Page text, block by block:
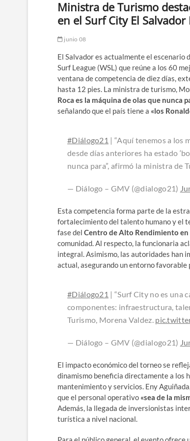
Ministra de Turismo
en el Surf City El Salvador
junio 08
El Salvador es actualmente el escenario
Surf League (WSL) que reúne a los 60
ventana de competencia de diez días,
hasta 12 pies. La ministra de turismo,
Roca es la máquina de olas que nunca
señalando que el país tiene a «los
#Diálogo21 | “Aquí tenemos a los
desde días anteriores ha estado
nunca para”, afirmó la ministra de
— Diálogo – GMV (@dialogo21)
Esta competencia forma parte de la
fortalecimiento del talento humano y el
fase del Centro de Alto Rendimiento en
comunidad. Al respecto, la funcionaria
integral. Asimismo, las autoridades han
actual, asegurando un entorno
#Diálogo21 | “Surf City no es una
componentes: infraestructura,
Turismo, Morena Valdez.
— Diálogo – GMV (@dialogo21)
El impacto económico del torneo se
dinamismo beneficia directamente a los
mantenimiento y servicios. Eny
que el personal operativo «sea de la
Además, la llegada de inversionistas
turística a nivel nacional.